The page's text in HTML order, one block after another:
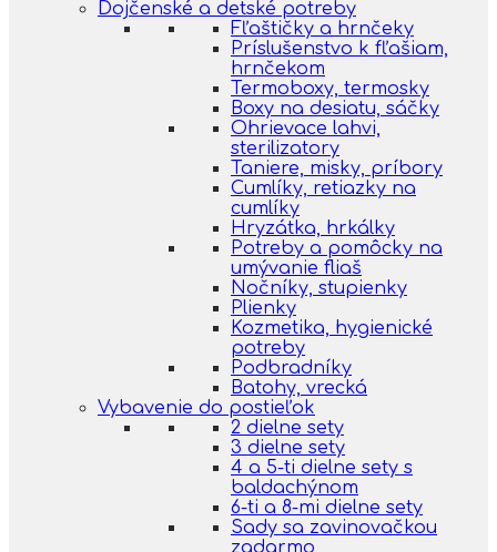
Dojčenské a detské potreby
Fľaštičky a hrnčeky
Príslušenstvo k fľašiam,
hrnčekom
Termoboxy, termosky
Boxy na desiatu, sáčky
Ohrievace lahvi,
sterilizatory
Taniere, misky, príbory
Cumlíky, retiazky na
cumlíky
Hryzátka, hrkálky
Potreby a pomôcky na
umývanie fliaš
Nočníky, stupienky
Plienky
Kozmetika, hygienické
potreby
Podbradníky
Batohy, vrecká
Vybavenie do postieľok
2 dielne sety
3 dielne sety
4 a 5-ti dielne sety s
baldachýnom
6-ti a 8-mi dielne sety
Sady sa zavinovačkou
zadarmo